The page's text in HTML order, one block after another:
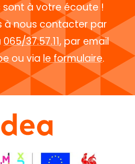
sont à votre écoute !
à nous contacter par
065/37.57.11, par email
ou via le formulaire.